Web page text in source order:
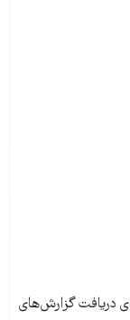
دریافت گزارش‌های